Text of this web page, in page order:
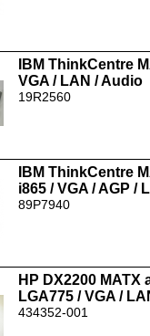
IBM ThinkCentre
VGA / LAN / Audio
19R2560
IBM ThinkCentre
i865 / VGA / AGP /
89P7940
HP DX2200 MATX
LGA775 / VGA /
434352-001